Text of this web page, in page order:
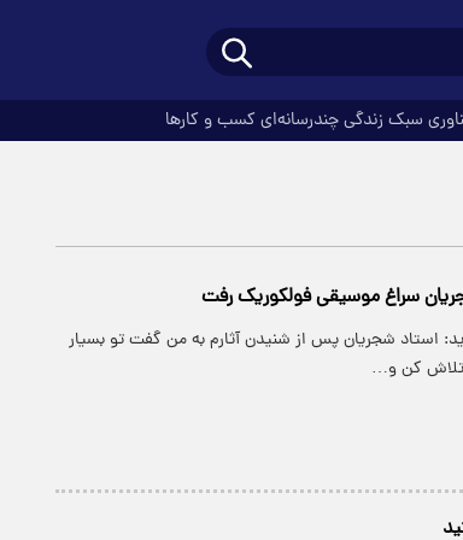
سبک زندگیچندرسانه‌ای کسب و کارها
سراغ موسیقی فولکوریک رفت
استاد شجریان پس از شنیدن آثارم به من گفت تو بسیار
کن و…